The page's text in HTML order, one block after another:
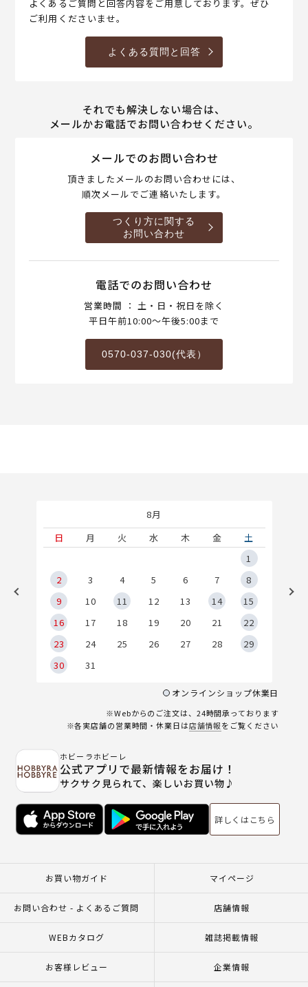
よくあるご質問と回答内容をご用意しております。ぜひ
ご利用くださいませ。
よくある質問と回答
それでも解決しない場合は、
メールかお電話でお問い合わせください。
メールでのお問い合わせ
頂きましたメールのお問い合わせには、
順次メールでご連絡いたします。
つくり方に関する
お問い合わせ
電話でのお問い合わせ
営業時間 ： 土・日・祝日を除く
平日午前10:00～午後5:00まで
0570-037-030(代表）
8月
日
月 火 水 木 金
土
1
2
3 4 5 6 7
8
9
10 11 12 13 14
15
16
17 18 19 20 21
22
23
24 25 26 27 28
29
30
31
オンラインショップ休業日
※Webからのご注文は、24時間承っております
※各実店舗の営業時間・休業日は店舗情報をご覧ください
ホビーラホビーレ
公式アプリで最新情報をお届け！
サクサク見られて、楽しいお買い物♪
詳しくはこちら
お買い物ガイド マイページ
お問い合わせ - よくあるご質問 店舗情報
WEBカタログ 雑誌掲載情報
お客様レビュー 企業情報